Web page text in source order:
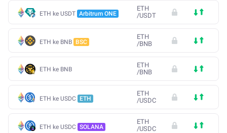
ETH ke USDT Arbitrum ONE
ETH
/USDT
ETH ke BNB BSC
ETH
/BNB
ETH ke BNB
ETH
/BNB
ETH ke USDC ETH
ETH
/USDC
ETH ke USDC SOLANA
ETH
/USDC